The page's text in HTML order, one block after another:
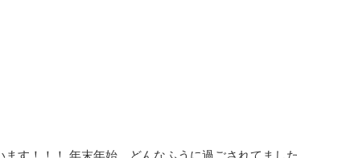
す！！！ 年末年始、どんなふうに過ごされてました